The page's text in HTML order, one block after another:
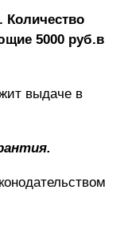
Количество
5000 руб.в
выдаче в